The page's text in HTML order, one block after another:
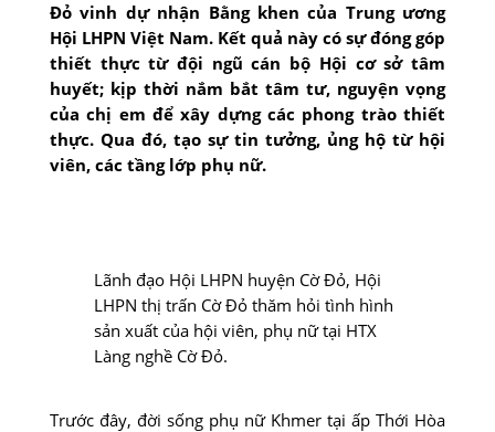
Ðỏ vinh dự nhận Bằng khen của Trung ương
Hội LHPN Việt Nam. Kết quả này có sự đóng góp
thiết thực từ đội ngũ cán bộ Hội cơ sở tâm
huyết; kịp thời nắm bắt tâm tư, nguyện vọng
của chị em để xây dựng các phong trào thiết
thực. Qua đó, tạo sự tin tưởng, ủng hộ từ hội
viên, các tầng lớp phụ nữ.
Lãnh đạo Hội LHPN huyện Cờ Đỏ, Hội
LHPN thị trấn Cờ Đỏ thăm hỏi tình hình
sản xuất của hội viên, phụ nữ tại HTX
Làng nghề Cờ Đỏ.
Trước đây, đời sống phụ nữ Khmer tại ấp Thới Hòa